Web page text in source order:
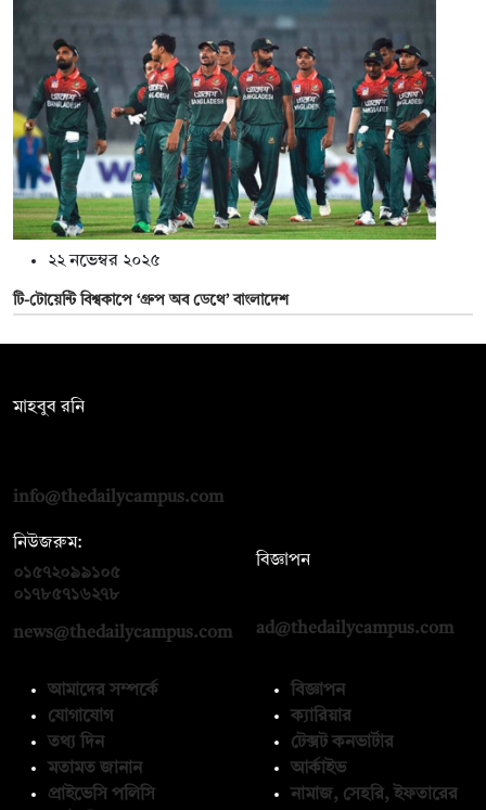
২২ নভেম্বর ২০২৫
টি-টোয়েন্টি বিশ্বকাপে ‘গ্রুপ অব ডেথে’ বাংলাদেশ
মাহবুব রনি
info@thedailycampus.com
নিউজরুম:
০১৫৭২০৯৯১০৫
০১৭৮৫৭১৬২৭৮
news@thedailycampus.com
বিজ্ঞাপন
ad@thedailycampus.com
আমাদের সম্পর্কে
যোগাযোগ
তথ্য দিন
মতামত জানান
প্রাইভেসি পলিসি
বিজ্ঞাপন
ক্যারিয়ার
টেক্সট কনভার্টার
আর্কাইভ
নামাজ, সেহরি, ইফতারের